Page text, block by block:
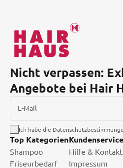
Nicht verpassen:
Angebote bei Hair
E-Mail
Ich habe die
Top Kategorien
Shampoo
Friseurbedarf
Kundenservice
Hilfe & Kontakt
Impressum